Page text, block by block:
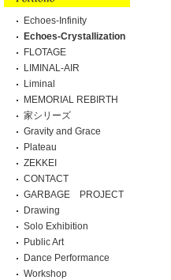
Echoes-Infinity
Echoes-Crystallization
FLOTAGE
LIMINAL-AIR
Liminal
MEMORIAL REBIRTH
家シリーズ
Gravity and Grace
Plateau
ZEKKEI
CONTACT
GARBAGE PROJECT
Drawing
Solo Exhibition
Public Art
Dance Performance
Workshop